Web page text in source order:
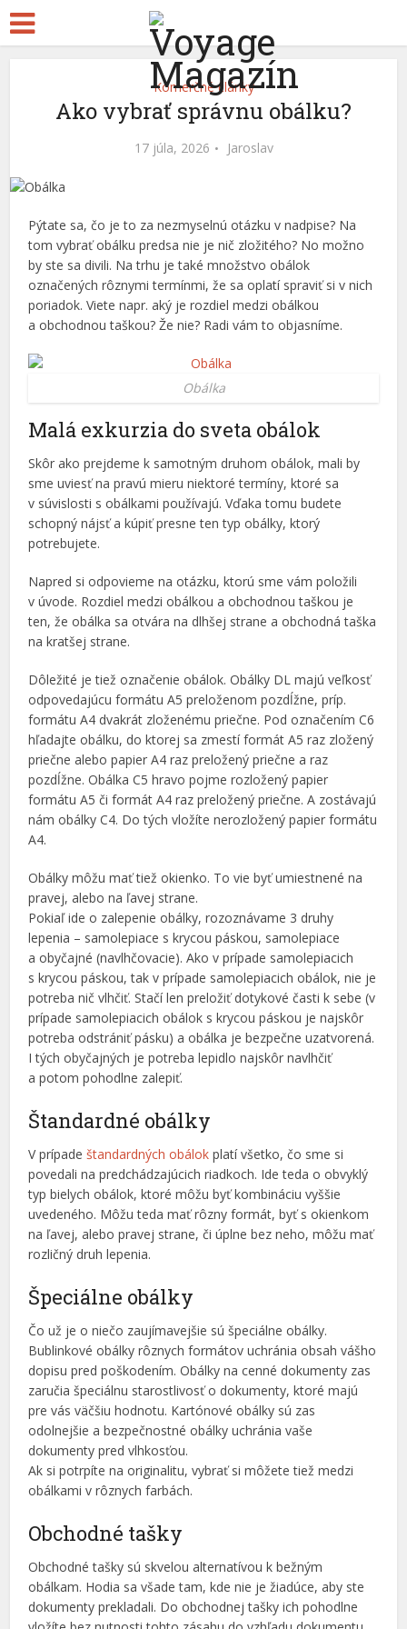
Komerčné články
Ako vybrať správnu obálku?
17 júla, 2026 Jaroslav
Pýtate sa, čo je to za nezmyselnú otázku v nadpise? Na
tom vybrať obálku predsa nie je nič zložitého? No možno
by ste sa divili. Na trhu je také množstvo obálok
označených rôznymi termínmi, že sa oplatí spraviť si v nich
poriadok. Viete napr. aký je rozdiel medzi obálkou
a obchodnou taškou? Že nie? Radi vám to objasníme.
Obálka
Malá exkurzia do sveta obálok
Skôr ako prejdeme k samotným druhom obálok, mali by
sme uviesť na pravú mieru niektoré termíny, ktoré sa
v súvislosti s obálkami používajú. Vďaka tomu budete
schopný nájsť a kúpiť presne ten typ obálky, ktorý
potrebujete.
Napred si odpovieme na otázku, ktorú sme vám položili
v úvode. Rozdiel medzi obálkou a obchodnou taškou je
ten, že obálka sa otvára na dlhšej strane a obchodná taška
na kratšej strane.
Dôležité je tiež označenie obálok. Obálky DL majú veľkosť
odpovedajúcu formátu A5 preloženom pozdĺžne, príp.
formátu A4 dvakrát zloženému priečne. Pod označením C6
hľadajte obálku, do ktorej sa zmestí formát A5 raz zložený
priečne alebo papier A4 raz preložený priečne a raz
pozdĺžne. Obálka C5 hravo pojme rozložený papier
formátu A5 či formát A4 raz preložený priečne. A zostávajú
nám obálky C4. Do tých vložíte nerozložený papier formátu
A4.
Obálky môžu mať tiež okienko. To vie byť umiestnené na
pravej, alebo na ľavej strane.
Pokiaľ ide o zalepenie obálky, rozoznávame 3 druhy
lepenia – samolepiace s krycou páskou, samolepiace
a obyčajné (navlhčovacie). Ako v prípade samolepiacich
s krycou páskou, tak v prípade samolepiacich obálok, nie je
potreba nič vlhčiť. Stačí len preložiť dotykové časti k sebe (v
prípade samolepiacich obálok s krycou páskou je najskôr
potreba odstrániť pásku) a obálka je bezpečne uzatvorená.
I tých obyčajných je potreba lepidlo najskôr navlhčiť
a potom pohodlne zalepiť.
Štandardné obálky
V prípadeštandardných obálok platí všetko, čo sme si
povedali na predchádzajúcich riadkoch. Ide teda o obvyklý
typ bielych obálok, ktoré môžu byť kombináciu vyššie
uvedeného. Môžu teda mať rôzny formát, byť s okienkom
na ľavej, alebo pravej strane, či úplne bez neho, môžu mať
rozličný druh lepenia.
Špeciálne obálky
Čo už je o niečo zaujímavejšie sú špeciálne obálky.
Bublinkové obálky rôznych formátov uchránia obsah vášho
dopisu pred poškodením. Obálky na cenné dokumenty zas
zaručia špeciálnu starostlivosť o dokumenty, ktoré majú
pre vás väčšiu hodnotu. Kartónové obálky sú zas
odolnejšie a bezpečnostné obálky uchránia vaše
dokumenty pred vlhkosťou.
Ak si potrpíte na originalitu, vybrať si môžete tiež medzi
obálkami v rôznych farbách.
Obchodné tašky
Obchodné tašky sú skvelou alternatívou k bežným
obálkam. Hodia sa všade tam, kde nie je žiadúce, aby ste
dokumenty prekladali. Do obchodnej tašky ich pohodlne